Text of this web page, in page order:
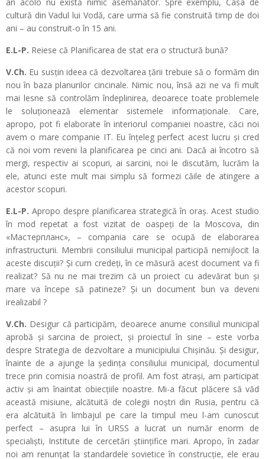
cultură din Vadul lui Vodă, care urma să fie construită timp de doi
ani – au construit-o în 15 ani.
E.L-P. Reiese că Planificarea de stat era o structură bună?
V.Ch. Eu susțin ideea că dezvoltarea țării trebuie să o formăm din
nou în baza planurilor cincinale. Nimic nou, însă azi ne va fi mult
mai lesne să controlăm îndeplinirea, deoarece toate problemele
le soluționează elementar sistemele informaționale. Care,
apropo, pot fi elaborate în interiorul companiei noastre, căci noi
avem o mare companie IT. Eu înțeleg perfect acest lucru și cred
că noi vom reveni la planificarea pe cinci ani. Dacă ai încotro să
mergi, respectiv ai scopuri, ai sarcini, noi le discutăm, lucrăm la
ele, atunci este mult mai simplu să formezi căile de atingere a
acestor scopuri.
E.L-P. Apropo despre planificarea strategică în oraș. Acest studio
în mod repetat a fost vizitat de oaspeți de la Moscova, din
«Мастерпланс», – compania care se ocupă de elaborarea
infrastructurii. Membrii consiliului municipal participă nemijlocit la
aceste discuții? Și cum credeți, în ce măsură acest document va fi
realizat? Să nu ne mai trezim că un proiect cu adevărat bun și
mare va începe să patineze? Și un document bun va deveni
irealizabil ?
V.Ch. Desigur că participăm, deoarece anume consiliul municipal
aprobă și sarcina de proiect, și proiectul în sine – este vorba
despre Strategia de dezvoltare a municipiului Chișinău. Și desigur,
înainte de a ajunge la ședința consiliului municipal, documentul
trece prin comisia noastră de profil. Am fost atrași, am participat
activ și am înaintat obiecțiile noastre. Mi-a făcut plăcere să văd
această misiune, alcătuită de colegii noștri din Rusia, pentru că
era alcătuită în limbajul pe care la timpul meu l-am cunoscut
perfect – asupra lui în URSS a lucrat un număr enorm de
specialiști, Institute de cercetări științifice mari. Apropo, în zadar
noi am renunțat la standardele sovietice în construcție, ele erau